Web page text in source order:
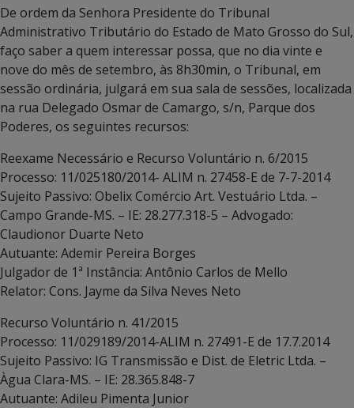
De ordem da Senhora Presidente do Tribunal
Administrativo Tributário do Estado de Mato Grosso do Sul,
faço saber a quem interessar possa, que no dia vinte e
nove do mês de setembro, às 8h30min, o Tribunal, em
sessão ordinária, julgará em sua sala de sessões, localizada
na rua Delegado Osmar de Camargo, s/n, Parque dos
Poderes, os seguintes recursos:
Reexame Necessário e Recurso Voluntário n. 6/2015
Processo: 11/025180/2014- ALIM n. 27458-E de 7-7-2014
Sujeito Passivo: Obelix Comércio Art. Vestuário Ltda. –
Campo Grande-MS. – IE: 28.277.318-5 – Advogado:
Claudionor Duarte Neto
Autuante: Ademir Pereira Borges
Julgador de 1ª Instância: Antônio Carlos de Mello
Relator: Cons. Jayme da Silva Neves Neto
Recurso Voluntário n. 41/2015
Processo: 11/029189/2014-ALIM n. 27491-E de 17.7.2014
Sujeito Passivo: IG Transmissão e Dist. de Eletric Ltda. –
Àgua Clara-MS. – IE: 28.365.848-7
Autuante: Adileu Pimenta Junior